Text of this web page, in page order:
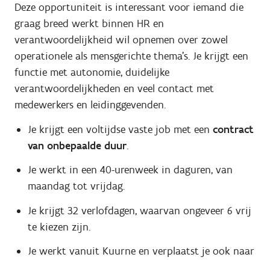
Deze opportuniteit is interessant voor iemand die
graag breed werkt binnen HR en
verantwoordelijkheid wil opnemen over zowel
operationele als mensgerichte thema’s. Je krijgt een
functie met autonomie, duidelijke
verantwoordelijkheden en veel contact met
medewerkers en leidinggevenden.
Je krijgt een voltijdse vaste job met een contract
van onbepaalde duur.
Je werkt in een 40-urenweek in daguren, van
maandag tot vrijdag.
Je krijgt 32 verlofdagen, waarvan ongeveer 6 vrij
te kiezen zijn.
Je werkt vanuit Kuurne en verplaatst je ook naar